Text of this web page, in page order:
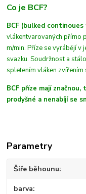
Co je BCF?
BCF (bulked
vlákentvarovanýchpřímo
m/min. Příze se vyrábějí v
svazku. Soudržnost a
spletením vláken
BCF příze mají
prodyšné a nenabíjí se
Parametry
Šíře běhounu
barva